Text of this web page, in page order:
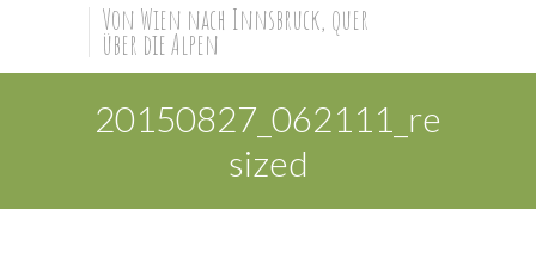
Von Wien nach Innsbruck, quer
über die Alpen
20150827_062111_re
sized